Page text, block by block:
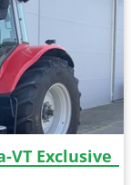
VT Exclusive